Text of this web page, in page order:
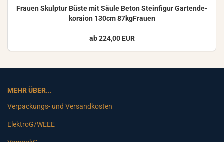
Frau­en Skulp­tur Büste mit Säule Beton Stein­fi­gur Gar­ten­de­
ko­rai­on 130cm 87kgFrauen
ab 224,00 EUR
MEHR ÜBER...
Verpackungs- und Versandkosten
ElektroG/WEEE